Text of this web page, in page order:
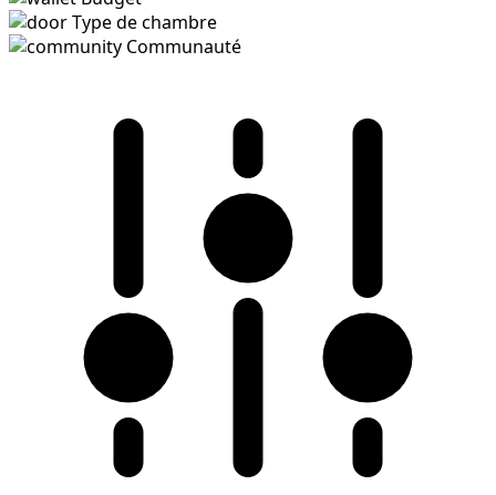
Type de chambre
Communauté